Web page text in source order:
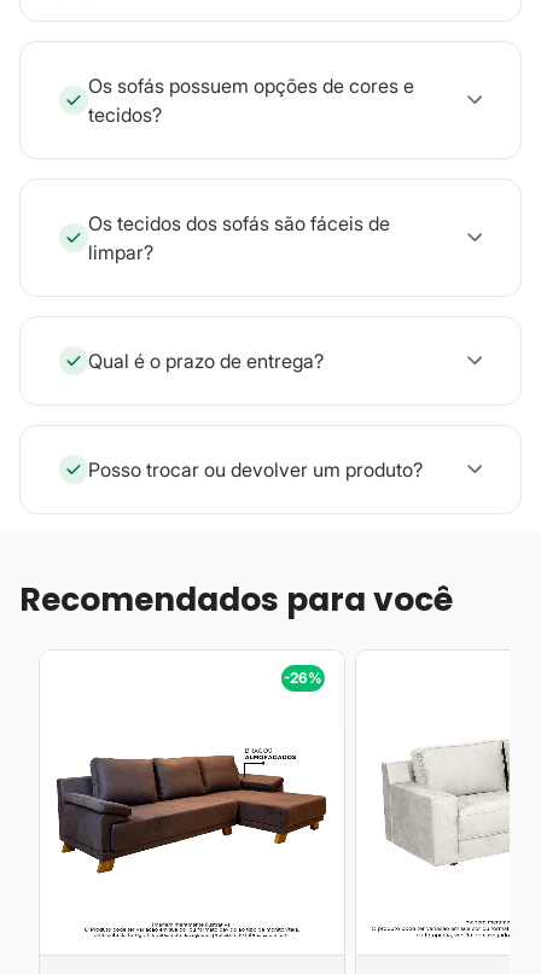
Os sofás possuem opções de cores e
tecidos?
Os tecidos dos sofás são fáceis de
limpar?
Qual é o prazo de entrega?
Posso trocar ou devolver um produto?
Recomendados para você
-26%